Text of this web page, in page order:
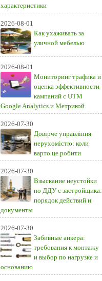
характеристики
2026-08-01
Как ухаживать за
уличной мебелью
2026-08-01
Мониторинг трафика и
оценка эффективности
кампаний с UTM
Google Analytics и Метрикой
2026-07-30
Довірче управління
нерухомістю: коли
варто це робити
2026-07-30
Взыскание неустойки
по ДДУ с застройщика:
порядок действий и
документы
2026-07-30
Забивные анкера:
требования к монтажу
и выбор по нагрузке и
основанию